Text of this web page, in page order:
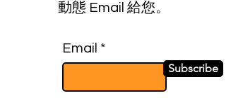
動態 Email 給您。
Email
Subscribe